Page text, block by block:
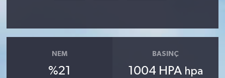
NEM
%21
BASINÇ
1004 HPA hpa